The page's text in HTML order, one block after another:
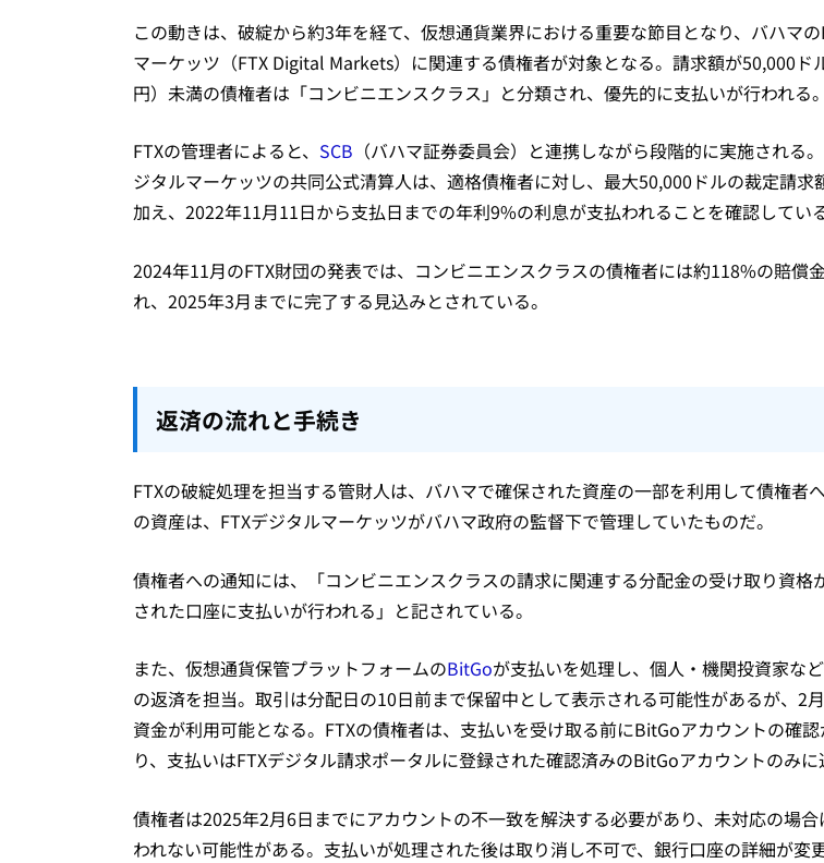
この動きは、破綻から約3年を経て、仮想通貨業界における重要な節目となり、バハマ
マーケッツ（FTX Digital Markets）に関連する債権者が対象となる。請求額が50,000ド
円）未満の債権者は「コンビニエンスクラス」と分類され、優先的に支払いが行われる。
FTXの管理者によると、 SCB （バハマ証券委員会）と連携しながら段階的に実施される
ジタルマーケッツの共同公式清算人は、適格債権者に対し、最大50,000ドルの裁定請求
加え、2022年11月11日から支払日までの年利9%の利息が支払われることを確認している
2024年11月のFTX財団の発表では、コンビニエンスクラスの債権者には約118%の賠償
れ、2025年3月までに完了する見込みとされている。
返済の流れと手続き
FTXの破綻処理を担当する管財人は、バハマで確保された資産の一部を利用して債権者
の資産は、FTXデジタルマーケッツがバハマ政府の監督下で管理していたものだ。
債権者への通知には、「コンビニエンスクラスの請求に関連する分配金の受け取り資格
された口座に支払いが行われる」と記されている。
また、仮想通貨保管プラットフォームのBitGoが支払いを処理し、個人・機関投資家な
の返済を担当。取引は分配日の10日前まで保留中として表示される可能性があるが、2
資金が利用可能となる。FTXの債権者は、支払いを受け取る前にBitGoアカウントの確
り、支払いはFTXデジタル請求ポータルに登録された確認済みのBitGoアカウントのみに
債権者は2025年2月6日までにアカウントの不一致を解決する必要があり、未対応の場
われない可能性がある。支払いが処理された後は取り消し不可で、銀行口座の詳細が変